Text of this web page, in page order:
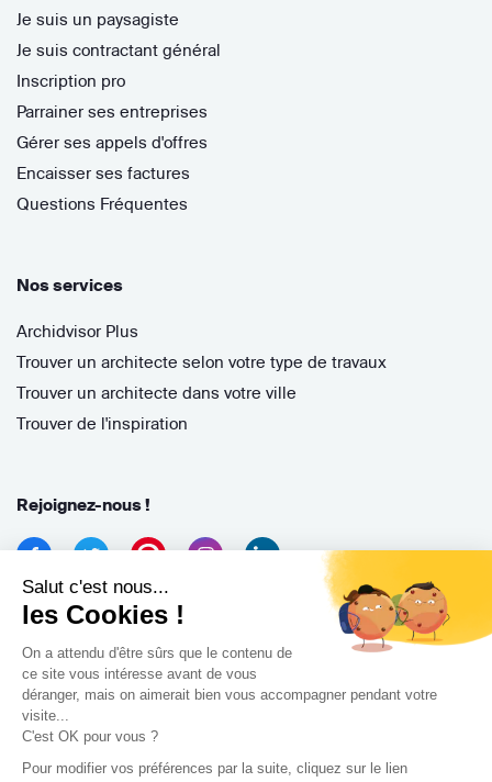
Salut c'est nous...
les Cookies !
On a attendu d'être sûrs que le contenu de
ce site vous intéresse avant de vous
déranger, mais on aimerait bien vous accompagner pendant votre
visite...
C'est OK pour vous ?
Pour modifier vos préférences par la suite, cliquez sur le lien
Je suis un paysagiste
Je suis contractant général
Inscription pro
Parrainer ses entreprises
Gérer ses appels d'offres
Encaisser ses factures
Questions Fréquentes
Nos services
Archidvisor Plus
Trouver un architecte selon votre type de travaux
Trouver un architecte dans votre ville
Trouver de l'inspiration
Rejoignez-nous !
Archidvisor
13 Rue des Cordeliers, 33000 Bordeaux, France